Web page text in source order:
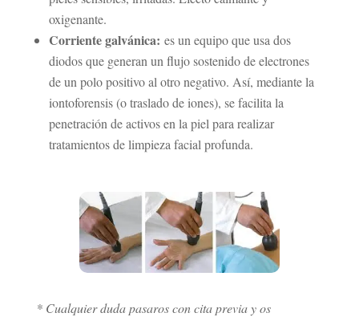
oxigenante.
Corriente galvánica: es un equipo que usa dos
diodos que generan un flujo sostenido de electrones
de un polo positivo al otro negativo. Así, mediante la
iontoforensis (o traslado de iones), se facilita la
penetración de activos en la piel para realizar
tratamientos de limpieza facial profunda.
* Cualquier duda pasaros con cita previa y os